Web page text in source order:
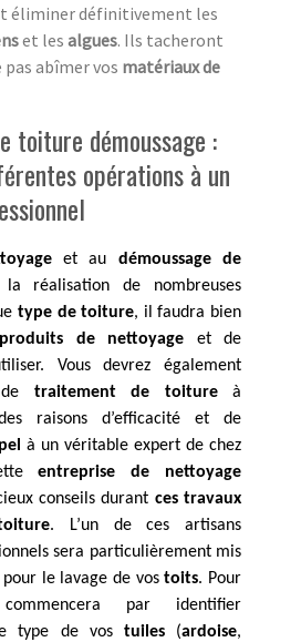
éliminer définitivement les
et les algues. Ils tacheront
abîmer vos matériaux de
toiture démoussage :
opérations à un
et au démoussage de
la réalisation de nombreuses
type de toiture, il faudra bien
produits de nettoyage et de
Vous devrez également
traitement de toitureà
raisons d’efficacité et de
à un véritable expert de chez
entreprise de nettoyage
conseils durant ces travaux
. L’un de ces artisans
sera particulièrement mis
le lavage de vostoits. Pour
par identifier
type de vos tuiles(ardoise,